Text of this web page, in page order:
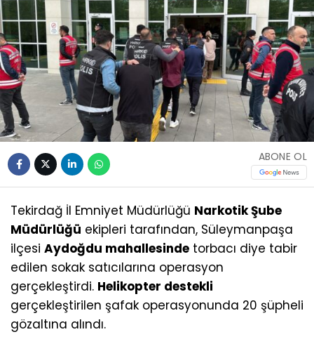
ABONE OL
Tekirdağ İl Emniyet Müdürlüğü Narkotik Şube
Müdürlüğü ekipleri tarafından, Süleymanpaşa
ilçesi Aydoğdu mahallesinde torbacı diye tabir
edilen sokak satıcılarına operasyon
gerçekleştirdi. Helikopter destekli
gerçekleştirilen şafak operasyonunda 20 şüpheli
gözaltına alındı.